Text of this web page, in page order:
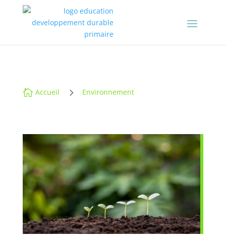
 Accueil 5 Environnement